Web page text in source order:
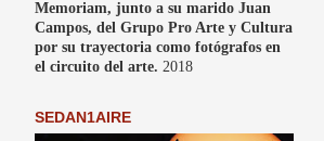
Memoriam, junto a su marido Juan
Campos, del Grupo Pro Arte y Cultura
por su trayectoria como fotógrafos en
el circuito del arte. 2018
SEDAN1AIRE